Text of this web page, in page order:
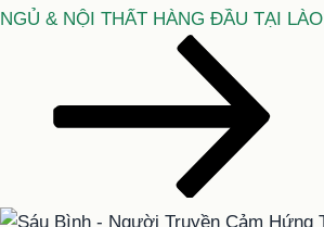
theo
NGỦ & NỘI THẤT HÀNG ĐẦU TẠI LÀO